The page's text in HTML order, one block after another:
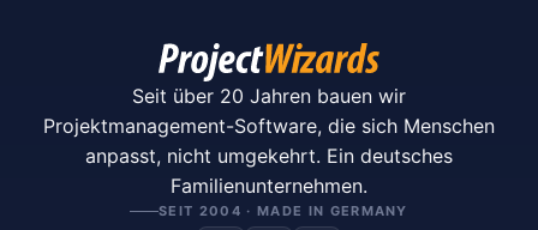
Seit über 20 Jahren bauen wir
Projektmanagement-Software, die sich Menschen
anpasst, nicht umgekehrt. Ein deutsches
Familienunternehmen.
SEIT 2004 · MADE IN GERMANY